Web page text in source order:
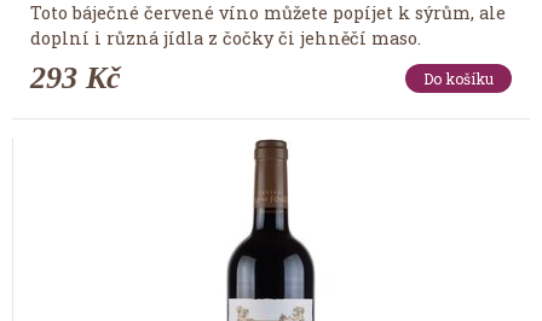
Toto báječné červené víno můžete popíjet k sýrům, ale
doplní i různá jídla z čočky či jehněčí maso.
293 Kč Do košíku